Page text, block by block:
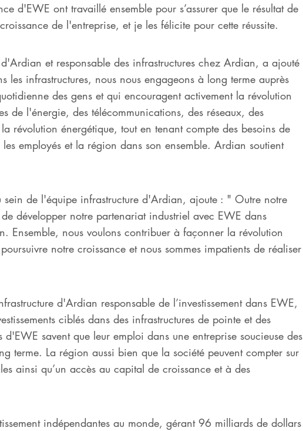
d'EWE ont travaillé ensemble pour s’assurer que le résultat de
de l'entreprise, et je les félicite pour cette réussite.
et responsable des infrastructures chez Ardian, a ajouté
les infrastructures, nous nous engageons à long terme auprès
des gens et qui encouragent activement la révolution
de l'énergie, des télécommunications, des réseaux, des
révolution énergétique, tout en tenant compte des besoins de
employés et la région dans son ensemble. Ardian soutient
de l'équipe infrastructure d'Ardian, ajoute : " Outre notre
développer notre partenariat industriel avec EWE dans
Ensemble, nous voulons contribuer à façonner la révolution
notre croissance et nous sommes impatients de réaliser
d'Ardian responsable de l’investissement dans EWE,
ciblés dans des infrastructures de pointe et des
savent que leur emploi dans une entreprise soucieuse des
terme. La région aussi bien que la société peuvent compter sur
ainsi qu’un accès au capital de croissance et à des
indépendantes au monde, gérant 96 milliards de dollars